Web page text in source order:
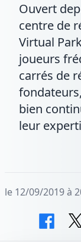
Ouvert
centre de
Virtual
joueurs
carrés de
bien
leur
le 12/09/2019 à